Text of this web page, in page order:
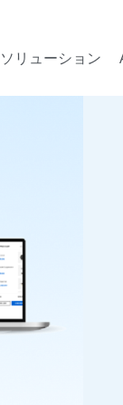
ソリューション